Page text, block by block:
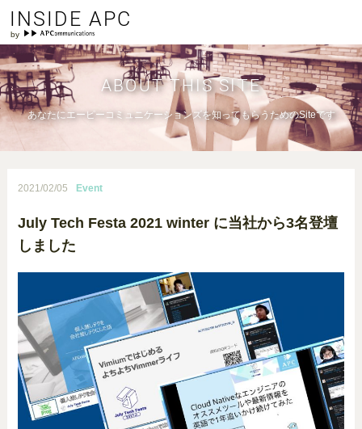
INSIDE APC
ABOUT THIS SITE
あなたにエーピーコミュニケーションズを知ってもらうためのSiteです
2021/02/05 Event
July Tech Festa 2021 winter に当社から3名登壇
しました